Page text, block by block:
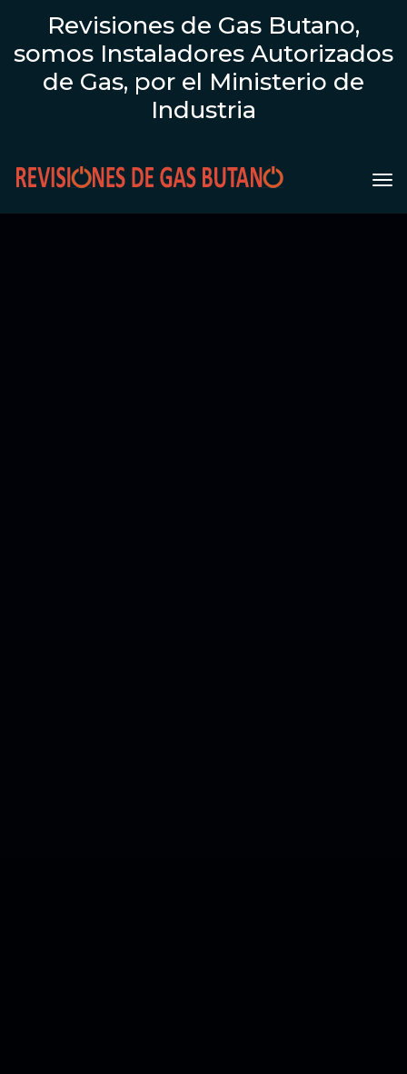
Revisiones de Gas Butano,
somos Instaladores Autorizados
de Gas, por el Ministerio de
Industria